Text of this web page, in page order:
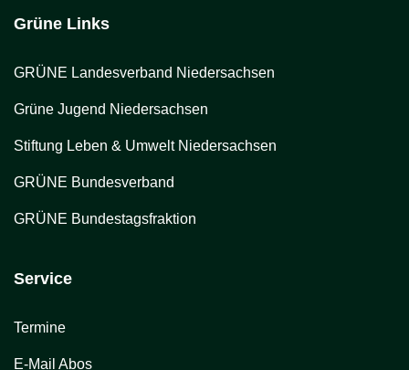
Grüne Links
GRÜNE Landesverband Niedersachsen
Grüne Jugend Niedersachsen
Stiftung Leben & Umwelt Niedersachsen
GRÜNE Bundesverband
GRÜNE Bundestagsfraktion
Service
Termine
E-Mail Abos